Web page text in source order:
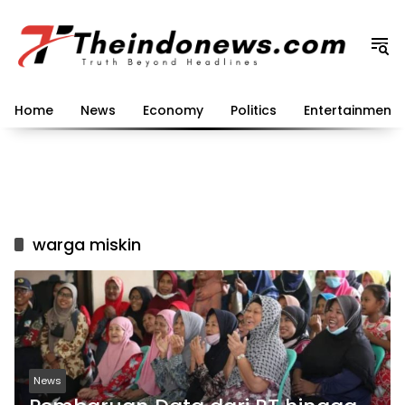
konten
Home News Economy Politics Entertainment
warga miskin
News